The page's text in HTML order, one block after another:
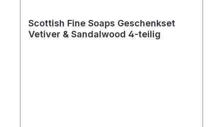
Scottish Fine Soaps Geschenkset
Vetiver & Sandalwood 4-teilig